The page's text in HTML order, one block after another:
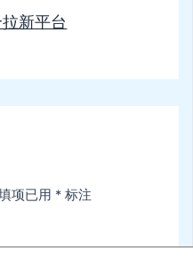
新平台
项已用 * 标注